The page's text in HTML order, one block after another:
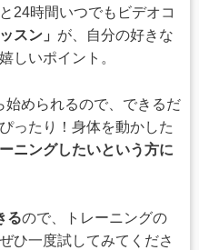
と24時間いつでもビデオコ
スン」 が、自分の好きな
しいポイント。
始められるので、できるだ
ったり！身体を動かした
ニングしたいという方に
るので、トレーニングの
ひ一度試してみてくださ